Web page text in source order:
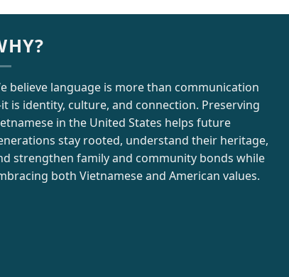
believe language is more than communication
is identity, culture, and connection. Preserving
in the United States helps future
stay rooted, understand their heritage,
strengthen family and community bonds while
both Vietnamese and American values.